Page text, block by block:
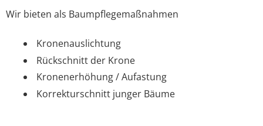
Wir bieten als Baumpflegemaßnahmen
Kronenauslichtung
Rückschnitt der Krone
Kronenerhöhung / Aufastung
Korrekturschnitt junger Bäume